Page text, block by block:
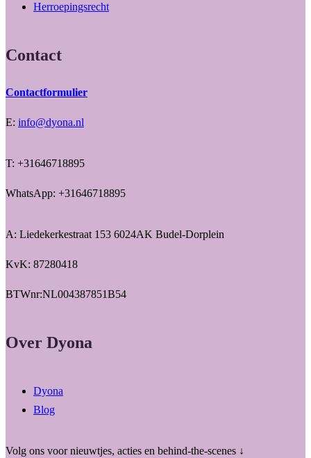
Herroepingsrecht
Contact
Contactformulier
E: info@dyona.nl
T: +31646718895
WhatsApp: +31646718895
A: Liedekerkestraat 153 6024AK Budel-Dorplein
KvK: 87280418
BTWnr:NL004387851B54
Over Dyona
Dyona
Blog
Volg ons voor nieuwtjes, acties en behind-the-scenes ↓